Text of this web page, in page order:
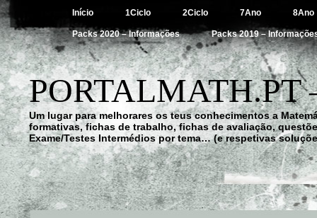
Início 1Ciclo 2Ciclo 7Ano 8Ano
Packs 2020 – Informações Packs 2019 –
Um lugar para melhorares os teus conhecimentos a
formativas, fichas de trabalho, fichas de avaliação,
Exame/Testes Intermédios por tema… (e respetivas